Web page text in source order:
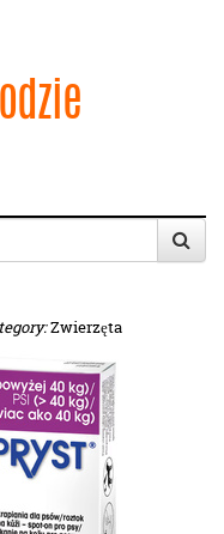
Zwierzęta